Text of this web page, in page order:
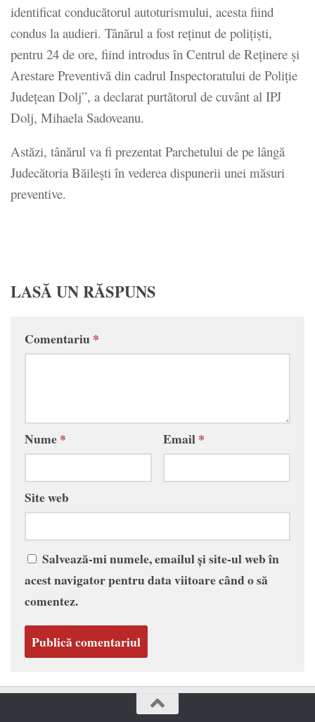
identificat conducătorul autoturismului, acesta fiind
condus la audieri. Tânărul a fost reținut de polițiști,
pentru 24 de ore, fiind introdus în Centrul de Reținere și
Arestare Preventivă din cadrul Inspectoratului de Poliție
Județean Dolj”, a declarat purtătorul de cuvânt al IPJ
Dolj, Mihaela Sadoveanu.
Astăzi, tânărul va fi prezentat Parchetului de pe lângă
Judecătoria Băilești în vederea dispunerii unei măsuri
preventive.
LASĂ UN RĂSPUNS
Comentariu*
Nume* Email*
Site web
Salvează-mi numele, emailul și site-ul web în
acest navigator pentru data viitoare când o să
comentez.